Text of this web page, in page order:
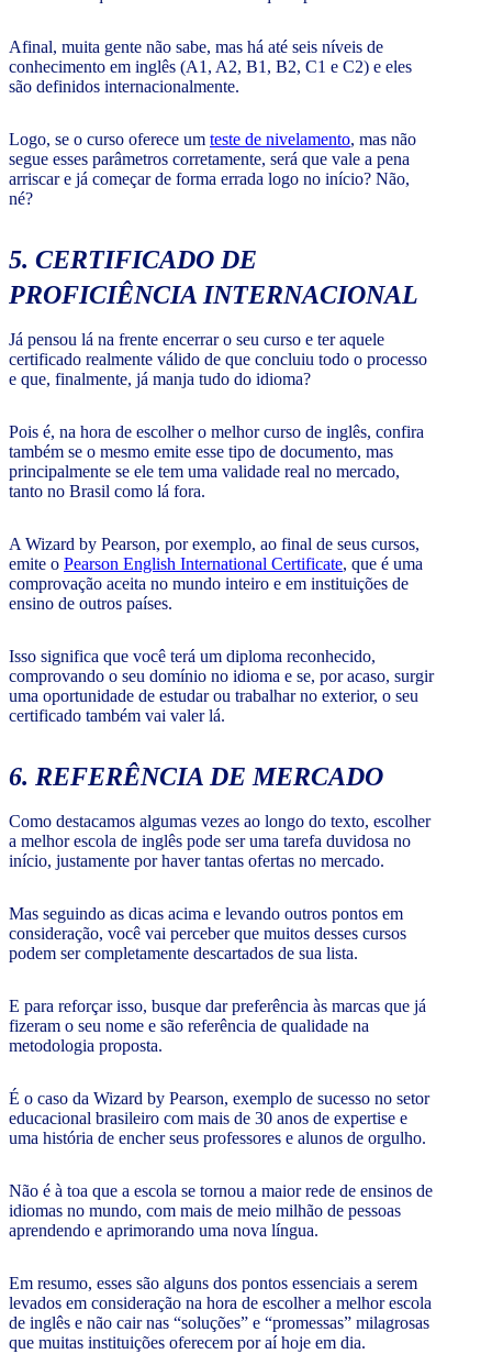
Afinal, muita gente não sabe, mas há até seis níveis de
conhecimento em inglês (A1, A2, B1, B2, C1 e C2) e eles
são definidos internacionalmente.
Logo, se o curso oferece um teste de nivelamento, mas não
segue esses parâmetros corretamente, será que vale a pena
arriscar e já começar de forma errada logo no início? Não,
né?
5. CERTIFICADO DE
PROFICIÊNCIA INTERNACIONAL
Já pensou lá na frente encerrar o seu curso e ter aquele
certificado realmente válido de que concluiu todo o processo
e que, finalmente, já manja tudo do idioma?
Pois é, na hora de escolher o melhor curso de inglês, confira
também se o mesmo emite esse tipo de documento, mas
principalmente se ele tem uma validade real no mercado,
tanto no Brasil como lá fora.
A Wizard by Pearson, por exemplo, ao final de seus cursos,
emite o Pearson English International Certificate, que é uma
comprovação aceita no mundo inteiro e em instituições de
ensino de outros países.
Isso significa que você terá um diploma reconhecido,
comprovando o seu domínio no idioma e se, por acaso, surgir
uma oportunidade de estudar ou trabalhar no exterior, o seu
certificado também vai valer lá.
6. REFERÊNCIA DE MERCADO
Como destacamos algumas vezes ao longo do texto, escolher
a melhor escola de inglês pode ser uma tarefa duvidosa no
início, justamente por haver tantas ofertas no mercado.
Mas seguindo as dicas acima e levando outros pontos em
consideração, você vai perceber que muitos desses cursos
podem ser completamente descartados de sua lista.
E para reforçar isso, busque dar preferência às marcas que já
fizeram o seu nome e são referência de qualidade na
metodologia proposta.
É o caso da Wizard by Pearson, exemplo de sucesso no setor
educacional brasileiro com mais de 30 anos de expertise e
uma história de encher seus professores e alunos de orgulho.
Não é à toa que a escola se tornou a maior rede de ensinos de
idiomas no mundo, com mais de meio milhão de pessoas
aprendendo e aprimorando uma nova língua.
Em resumo, esses são alguns dos pontos essenciais a serem
levados em consideração na hora de escolher a melhor escola
de inglês e não cair nas “soluções” e “promessas” milagrosas
que muitas instituições oferecem por aí hoje em dia.